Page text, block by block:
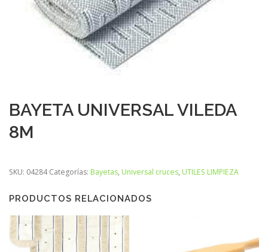
BAYETA UNIVERSAL VILEDA
8M
SKU: 04284 Categorías: Bayetas, Universal cruces, UTILES LIMPIEZA
PRODUCTOS RELACIONADOS